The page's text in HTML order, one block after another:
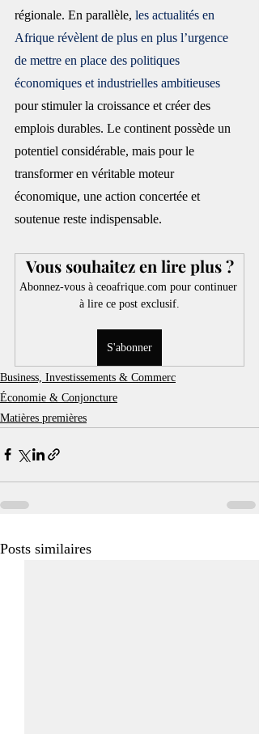
régionale. En parallèle, les actualités en
Afrique révèlent de plus en plus l’urgence
de mettre en place des politiques
économiques et industrielles ambitieuses
pour stimuler la croissance et créer des
emplois durables. Le continent possède un
potentiel considérable, mais pour le
transformer en véritable moteur
économique, une action concertée et
soutenue reste indispensable.
Vous souhaitez en lire plus ?
Abonnez-vous à ceoafrique.com pour continuer
à lire ce post exclusif.
S'abonner
Business, Investissements & Commerc
Économie & Conjoncture
Matières premières
Posts similaires